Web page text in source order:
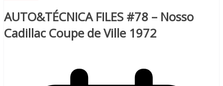
AUTO&TÉCNICA FILES #78 – Nosso
Cadillac Coupe de Ville 1972